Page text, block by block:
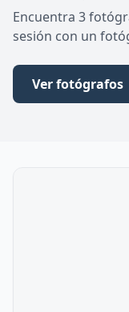
Encuentra 3
sesión con un
Ver fotógrafos